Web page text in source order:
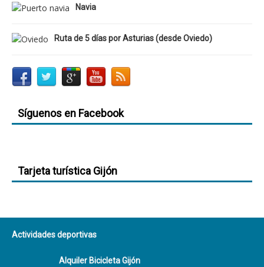
Navia
Ruta de 5 días por Asturias (desde Oviedo)
Síguenos en Facebook
Tarjeta turística Gijón
Actividades deportivas
Alquiler Bicicleta Gijón